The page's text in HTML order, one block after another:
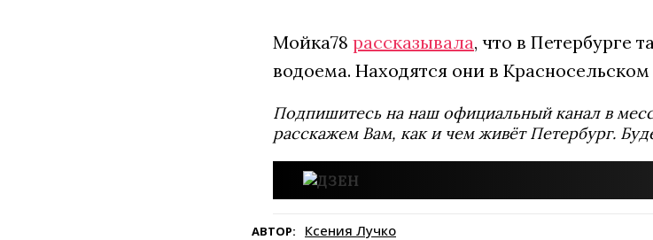
Мойка78 рассказывала, что в Петербурге
водоема. Находятся они в
Подпишитесь на наш официальный канал в
расскажем Вам, как и чем живёт Петербург.
АВТОР: Ксения Лучко